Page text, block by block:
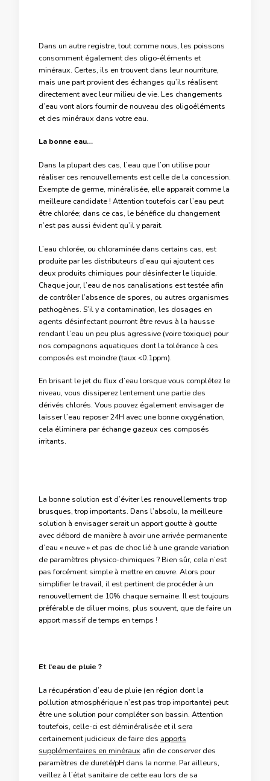
Dans un autre registre, tout comme nous, les poissons
consomment également des oligo-éléments et
minéraux. Certes, ils en trouvent dans leur nourriture,
mais une part provient des échanges qu’ils réalisent
directement avec leur milieu de vie. Les changements
d’eau vont alors fournir de nouveau des oligoéléments
et des minéraux dans votre eau.
La bonne eau…
Dans la plupart des cas, l’eau que l’on utilise pour
réaliser ces renouvellements est celle de la concession.
Exempte de germe, minéralisée, elle apparait comme la
meilleure candidate ! Attention toutefois car l’eau peut
être chlorée; dans ce cas, le bénéfice du changement
n’est pas aussi évident qu’il y parait.
L’eau chlorée, ou chloraminée dans certains cas, est
produite par les distributeurs d’eau qui ajoutent ces
deux produits chimiques pour désinfecter le liquide.
Chaque jour, l’eau de nos canalisations est testée afin
de contrôler l’absence de spores, ou autres organismes
pathogènes. S’il y a contamination, les dosages en
agents désinfectant pourront être revus à la hausse
rendant l’eau un peu plus agressive (voire toxique) pour
nos compagnons aquatiques dont la tolérance à ces
composés est moindre (taux <0.1ppm).
En brisant le jet du flux d’eau lorsque vous complétez le
niveau, vous dissiperez lentement une partie des
dérivés chlorés. Vous pouvez également envisager de
laisser l’eau reposer 24H avec une bonne oxygénation,
cela éliminera par échange gazeux ces composés
irritants.
La bonne solution est d’éviter les renouvellements trop
brusques, trop importants. Dans l’absolu, la meilleure
solution à envisager serait un apport goutte à goutte
avec débord de manière à avoir une arrivée permanente
d’eau « neuve » et pas de choc lié à une grande variation
de paramètres physico-chimiques ? Bien sûr, cela n’est
pas forcément simple à mettre en œuvre. Alors pour
simplifier le travail, il est pertinent de procéder à un
renouvellement de 10% chaque semaine. Il est toujours
préférable de diluer moins, plus souvent, que de faire un
apport massif de temps en temps !
Et l’eau de pluie ?
La récupération d’eau de pluie (en région dont la
pollution atmosphérique n’est pas trop importante) peut
être une solution pour compléter son bassin. Attention
toutefois, celle-ci est déminéralisée et il sera
certainement judicieux de faire des apports
supplémentaires en minéraux afin de conserver des
paramètres de dureté/pH dans la norme. Par ailleurs,
veillez à l’état sanitaire de cette eau lors de sa